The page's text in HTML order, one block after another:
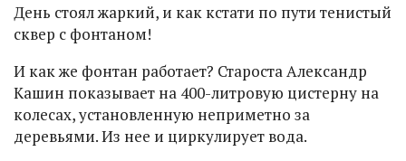
День стоял жаркий, и как кстати по пути тенистый
сквер с фонтаном!
И как же фонтан работает? Староста Александр
Кашин показывает на 400-литровую цистерну на
колесах, установленную неприметно за
деревьями. Из нее и циркулирует вода.